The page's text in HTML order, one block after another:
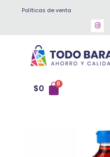
Políticas de venta
$0